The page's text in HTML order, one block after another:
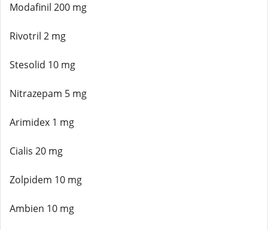
Modafinil 200 mg
Rivotril 2 mg
Stesolid 10 mg
Nitrazepam 5 mg
Arimidex 1 mg
Cialis 20 mg
Zolpidem 10 mg
Ambien 10 mg